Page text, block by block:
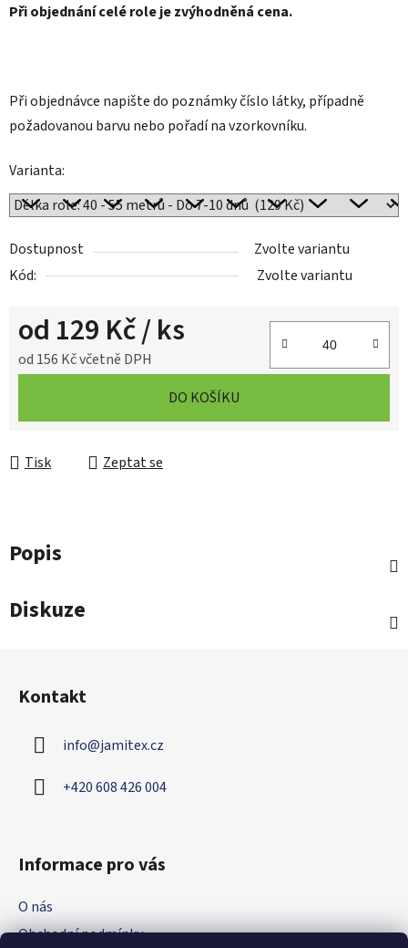
Při objednání celé role je zvýhodněná cena.
Při objednávce napište do poznámky číslo látky, případně
požadovanou barvu nebo pořadí na vzorkovníku.
Varianta:
Dostupnost
Zvolte variantu
Kód:
Zvolte variantu
od 129 Kč/ ks
od 156 Kčvčetně DPH
DO KOŠÍKU
Tisk Zeptat se
Popis
Diskuze
Kontakt
info@jamitex.cz
+420 608 426 004
Informace pro vás
O nás
Obchodní podmínky